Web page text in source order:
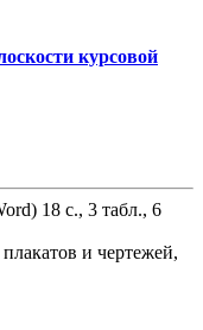
курсовой
18 с., 3 табл., 6
и чертежей,